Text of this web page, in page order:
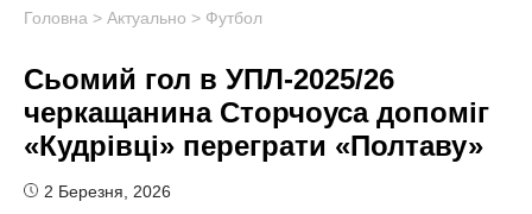
Головна > Актуально > Футбол
Сьомий гол в УПЛ-2025/26
черкащанина Сторчоуса допоміг
«Кудрівці» переграти «Полтаву»
2 Березня, 2026